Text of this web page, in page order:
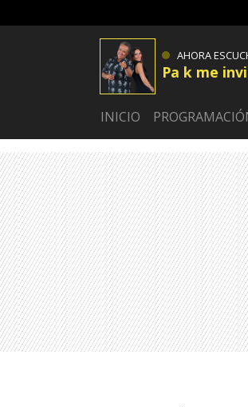
AHORA
Pa k me
INICIO